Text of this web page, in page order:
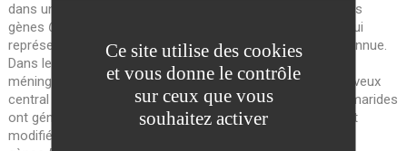
dans un contexte familial concernent dans 80% des cas les
gènes CCM
. La génétique des cavernomes sporadiques, qui
représentent jusqu’à 90% des cas, est en revanche mal connue.
Dans le but d’étudier la tumorigenèse méningée et les
méningiomes (la tumeur la plus fréquente du système nerveux
central dont ils sont des experts), le Dr Peyre et le Pr Kalamarides
ont généré deux nouveaux modèles murins génétiquement
modifiés de méningiomes par mutation activatrice des
Ce site utilise des cookies
et vous donne le contrôle
sur ceux que vous
souhaitez activer